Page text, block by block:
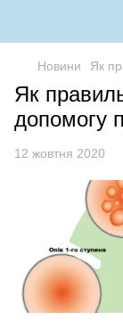
Новини Як
Як
допомогу
12 жовтня 2020